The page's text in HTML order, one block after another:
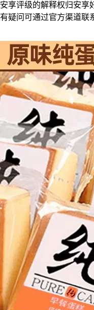
安享评级的解释权归安享
有疑问可通过官方渠道联